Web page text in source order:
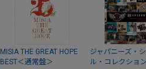
MISIA THE GREAT HOPE
BEST＜通常盤＞
ジャパニーズ・
ル・コレクショ